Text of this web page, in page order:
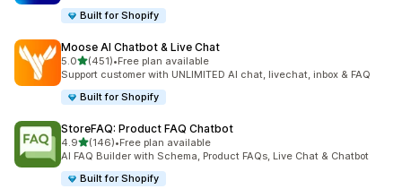
Built for Shopify
Moose AI Chatbot & Live Chat
5.0滿分 5 顆星
(451)
共有 451 則評價
•Free plan available
Support customer with UNLIMITED AI chat, livechat, inbox & FAQ
Built for Shopify
StoreFAQ: Product FAQ Chatbot
4.9滿分 5 顆星
(146)
共有 146 則評價
•Free plan available
AI FAQ Builder with Schema, Product FAQs, Live Chat & Chatbot
Built for Shopify